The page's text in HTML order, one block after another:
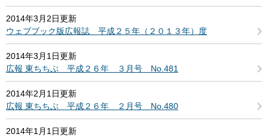
2014年3月2日更新
ウェブブック版広報誌 平成２５年（２０１３年）度
2014年3月1日更新
広報 東ちちぶ 平成２６年 ３月号 No.481
2014年2月1日更新
広報 東ちちぶ 平成２６年 ２月号 No.480
2014年1月1日更新